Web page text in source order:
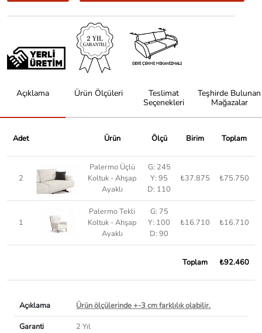
Açıklama Ürün Ölçüleri
Teslimat
Seçenekleri
Teşhirde Bulunan
Mağazalar
Adet Ürün Ölçü Birim Toplam
2
Palermo Üçlü
Koltuk - Ahşap
Ayaklı
G: 245
Y: 95
D: 110
₺37.875 ₺75.750
1
Palermo Tekli
Koltuk - Ahşap
Ayaklı
G: 75
Y: 100
D: 90
₺16.710 ₺16.710
Toplam ₺92.460
Açıklama
Ürün ölçülerinde +-3 cm farklılık olabilir.
Garanti
2 Yıl